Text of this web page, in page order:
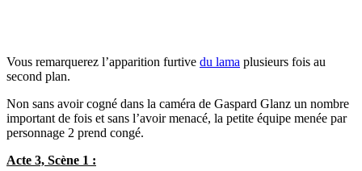
Vous remarquerez l’apparition furtive du lama plusieurs fois au
second plan.
Non sans avoir cogné dans la caméra de Gaspard Glanz un nombre
important de fois et sans l’avoir menacé, la petite équipe menée par
personnage 2 prend congé.
Acte 3, Scène 1 :